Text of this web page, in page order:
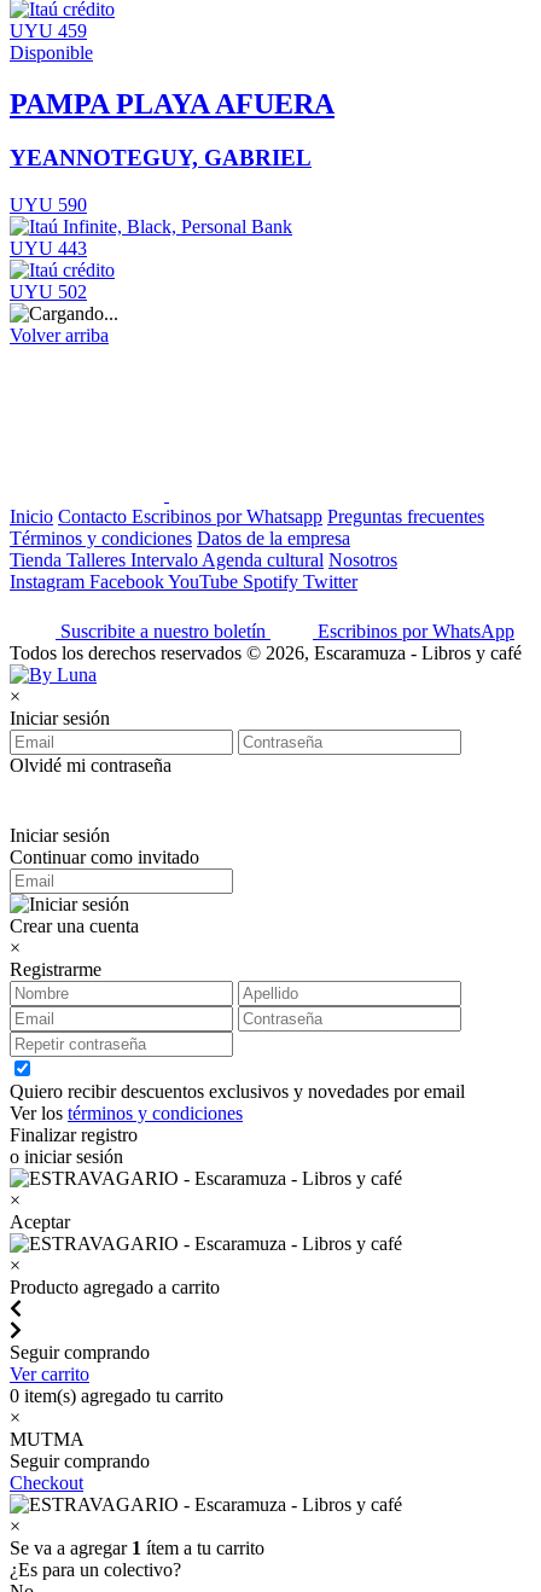
UYU 459
Disponible
PAMPA PLAYA AFUERA
YEANNOTEGUY, GABRIEL
UYU 590
UYU 443
UYU 502
Volver arriba
Inicio Contacto Escribinos por Whatsapp Preguntas frecuentes
Términos y condiciones Datos de la empresa
Tienda Talleres Intervalo Agenda cultural Nosotros
Instagram FacebookYouTube Spotify Twitter
Suscribite a nuestro boletín
Escribinos por WhatsApp
Todos los derechos reservados © 2026, Escaramuza - Libros y café
×
Iniciar sesión
Olvidé mi contraseña
Iniciar sesión
Continuar como invitado
Crear una cuenta
×
Registrarme
Quiero recibir descuentos exclusivos y novedades por email
Ver los términos y condiciones
Finalizar registro
o iniciar sesión
×
Aceptar
×
Producto agregado a carrito
Seguir comprando
Ver carrito
0 item(s) agregado tu carrito
×
MUTMA
Seguir comprando
Checkout
×
Se va a agregar 1 ítem a tu carrito
¿Es para un colectivo?